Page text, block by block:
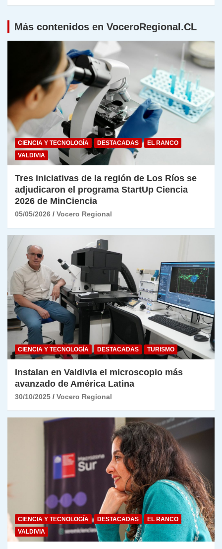
Más contenidos en VoceroRegional.CL
CIENCIA Y TECNOLOGÍA DESTACADAS
EL RANCO
VALDIVIA
Tres iniciativas de la región de Los Ríos se
adjudicaron el programa StartUp Ciencia
2026 de MinCiencia
05/05/2026 Vocero Regional
CIENCIA Y TECNOLOGÍA DESTACADAS TURISMO
Instalan en Valdivia el microscopio más
avanzado de América Latina
30/10/2025 Vocero Regional
CIENCIA Y TECNOLOGÍA DESTACADAS
EL RANCO
VALDIVIA